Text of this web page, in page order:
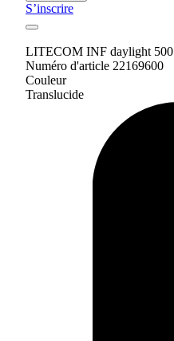
S’inscrire
LITECOM INF daylight 500
Numéro d'article 22169600
Couleur
Translucide